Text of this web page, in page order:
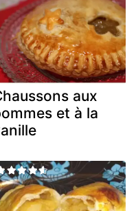
aux
et à la